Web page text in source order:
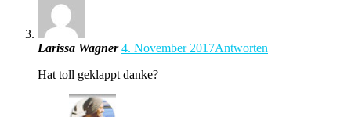
Larissa Wagner 4. November 2017Antworten
Hat toll geklappt danke?